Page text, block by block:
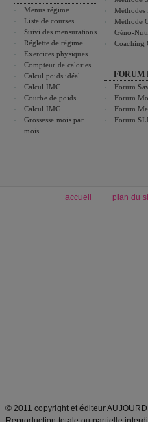
Menus régime
Liste de courses
Suivi des mensurations
Réglette de régime
Exercices physiques
Compteur de calories
Calcul poids idéal
Calcul IMC
Courbe de poids
Calcul IMG
Grossesse mois par
mois
Méthodes
Méthode
Géno-
Coaching
FORUM
Forum
Forum
Forum
Forum
accueil plan du
© 2011 copyright et éditeur